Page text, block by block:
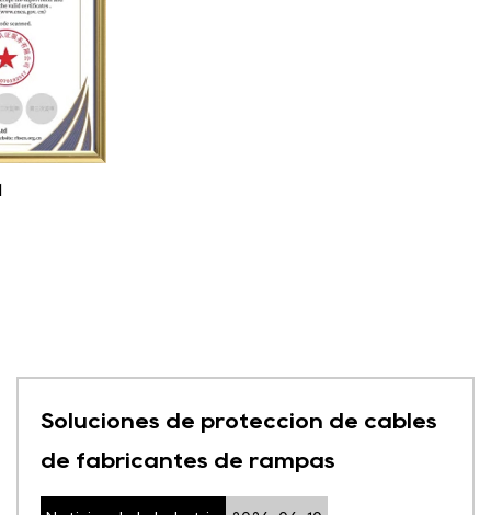
Soluciones de protección de cables
de fabricantes de rampas